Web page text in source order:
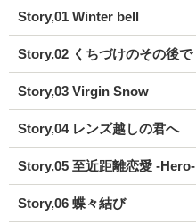
Story,01 Winter bell
Story,02 くちづけのその後で
Story,03 Virgin Snow
Story,04 レンズ越しの君へ
Story,05 至近距離恋愛 -Hero-
Story,06 蝶々結び